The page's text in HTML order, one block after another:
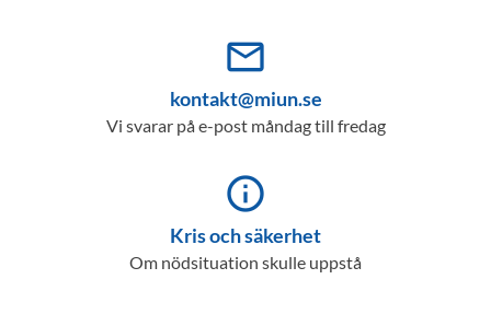
mail_outline
kontakt@miun.se
Vi svarar på e-post måndag till fredag
info_outline
Kris och säkerhet
Om nödsituation skulle uppstå